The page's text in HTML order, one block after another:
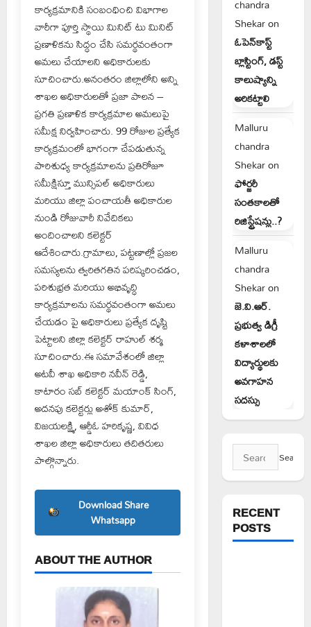
కార్యక్రమానికి సంబంధించి విభాగాల
వారీగా పూర్తి స్థాయి మినిట్ టు మినిట్
ప్రణాళికను సిద్ధం చేసి సమర్థవంతంగా
అమలు చేయాలని అధికారులకు
సూచించారు.అనంతరం జిల్లాలోని అన్ని
శాఖల అధికారులతో ప్రజా పాలన –
ప్రగతి ప్రణాళిక కార్యక్రమాల అమలుపై
సమీక్ష నిర్వహించారు. 99 రోజుల ప్రత్యేక
కార్యక్రమంలో భాగంగా చేపడుతున్న
పారిశుధ్య కార్యక్రమాలను ప్రతిరోజూ
సమీక్షిస్తూ మున్సిపల్ అధికారులు
మరియు జిల్లా పంచాయతీ అధికారుల
నుండి రోజువారీ నివేదికలు
అందించాలని కలెక్టర్
ఆదేశించారు.గ్రామాలు, పట్టణాల్లో ప్రజల
సమస్యలను త్వరితగతిన పరిష్కరించడం,
పరిశుభ్రత మరియు అభివృద్ధి
కార్యక్రమాలను సమర్థవంతంగా అమలు
చేయడం పై అధికారులు ప్రత్యేక దృష్టి
పెట్టాలని జిల్లా కలెక్టర్ రాహుల్ శర్మ
సూచించారు.ఈ సమావేశంలో జిల్లా
అటవీ శాఖ అధికారి నవీన్ రెడ్డి,
కాటారం సబ్ కలెక్టర్ మయాంక్ సింగ్,
అదనపు కలెక్టర్లు అశోక్ కుమార్,
విజయలక్ష్మి, ఆర్డీఓ హరికృష్ణ, వివిధ
శాఖల జిల్లా అధికారులు తదితరులు
పాల్గొన్నారు.
Download Share
Whatsapp
ABOUT THE AUTHOR
chandra
Shekaron
ఓపెన్‌కాస్ట్
బ్లాస్టింగ్, డస్ట్
కాలుష్యాన్ని
అరికట్టాలి
Malluru
chandra
Shekaron
ఫోర్జరీ
సంతకాలతో
రిజిస్ట్రేషన్లు..?
Malluru
chandra
Shekaron
జె.వి.ఆర్.
ప్రభుత్వ డిగ్రీ
కళాశాలలో
విద్యార్థులకు
అవగాహన
సదస్సు
Search
for:
RECENT
POSTS